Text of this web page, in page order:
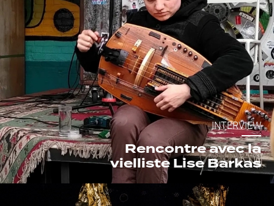
INTERVIEW
Rencontre avec la
vielliste Lise Barkas